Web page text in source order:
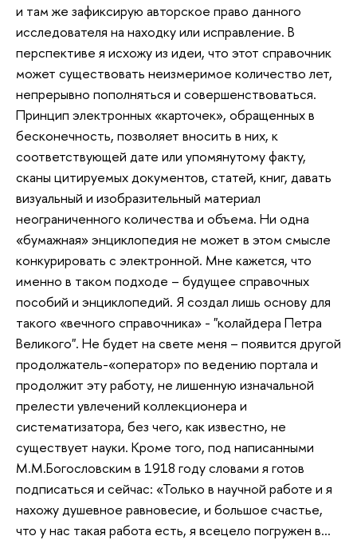
и там же зафиксирую авторское право данного
исследователя на находку или исправление. В
перспективе я исхожу из идеи, что этот справочник
может существовать неизмеримое количество лет,
непрерывно пополняться и совершенствоваться.
Принцип электронных «карточек», обращенных в
бесконечность, позволяет вносить в них, к
соответствующей дате или упомянутому факту,
сканы цитируемых документов, статей, книг, давать
визуальный и изобразительный материал
неограниченного количества и объема. Ни одна
«бумажная» энциклопедия не может в этом смысле
конкурировать с электронной. Мне кажется, что
именно в таком подходе – будущее справочных
пособий и энциклопедий. Я создал лишь основу для
такого «вечного справочника» - "колайдера Петра
Великого". Не будет на свете меня – появится другой
продолжатель-«оператор» по ведению портала и
продолжит эту работу, не лишенную изначальной
прелести увлечений коллекционера и
систематизатора, без чего, как известно, не
существует науки. Кроме того, под написанными
М.М.Богословским в 1918 году словами я готов
подписаться и сейчас: «Только в научной работе и я
нахожу душевное равновесие, и большое счастье,
что у нас такая работа есть, я всецело погружен в...